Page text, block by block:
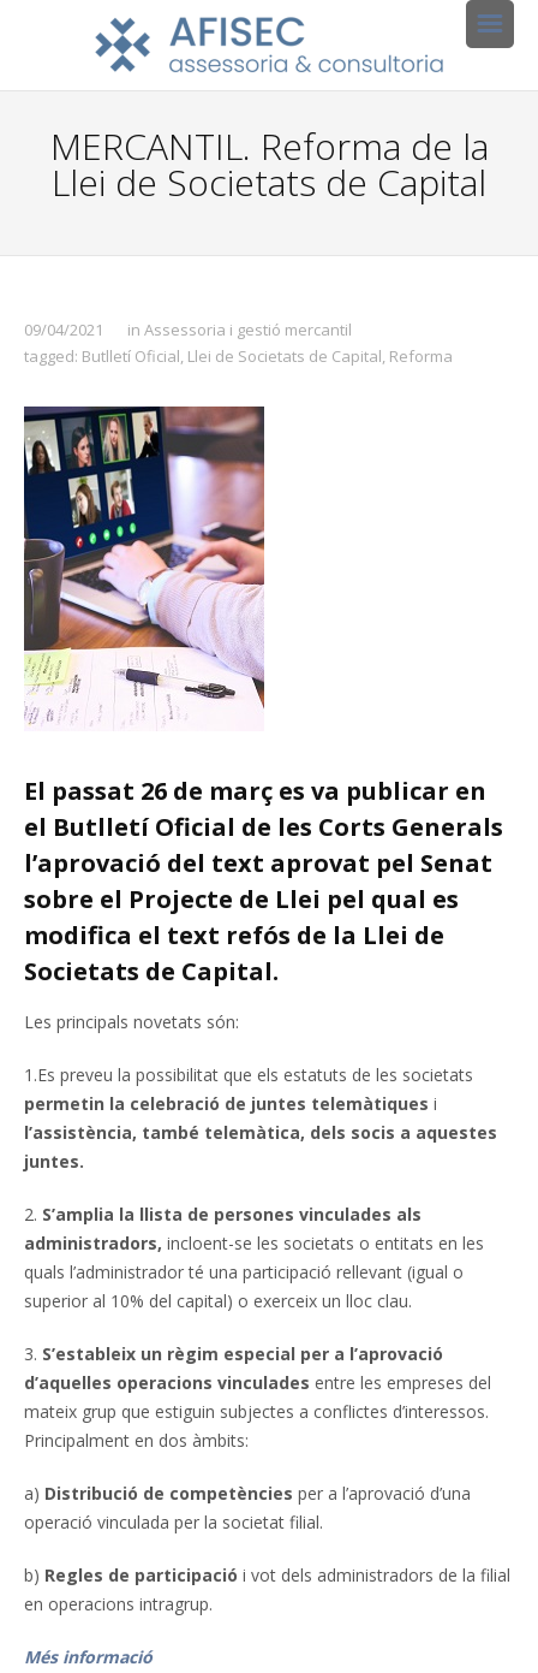
MERCANTIL. Reforma de la
Llei de Societats de Capital
09/04/2021 in Assessoria i gestió mercantil
tagged: Butlletí Oficial, Llei de Societats de Capital, Reforma
El passat 26 de març es va publicar en
el Butlletí Oficial de les Corts Generals
l’aprovació del text aprovat pel Senat
sobre el Projecte de Llei pel qual es
modifica el text refós de la Llei de
Societats de Capital.
Les principals novetats són:
1.Es preveu la possibilitat que els estatuts de les societats
permetin la celebració de juntes telemàtiques i
l’assistència, també telemàtica, dels socis a aquestes
juntes.
2. S’amplia la llista de persones vinculades als
administradors, incloent-se les societats o entitats en les
quals l’administrador té una participació rellevant (igual o
superior al 10% del capital) o exerceix un lloc clau.
3. S’estableix un règim especial per a l’aprovació
d’aquelles operacions vinculades entre les empreses del
mateix grup que estiguin subjectes a conflictes d’interessos.
Principalment en dos àmbits:
a) Distribució de competències per a l’aprovació d’una
operació vinculada per la societat filial.
b) Regles de participació i vot dels administradors de la filial
en operacions intragrup.
Més informació